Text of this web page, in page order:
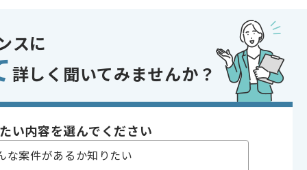
スに
詳しく聞いてみませんか？
い内容を選んでください
な案件があるか知りたい